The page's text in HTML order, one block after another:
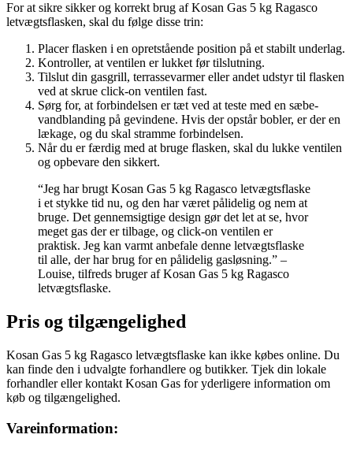
For at sikre sikker og korrekt brug af Kosan Gas 5 kg Ragasco
letvægtsflasken, skal du følge disse trin:
Placer flasken i en opretstående position på et stabilt underlag.
Kontroller, at ventilen er lukket før tilslutning.
Tilslut din gasgrill, terrassevarmer eller andet udstyr til flasken
ved at skrue click-on ventilen fast.
Sørg for, at forbindelsen er tæt ved at teste med en sæbe-
vandblanding på gevindene. Hvis der opstår bobler, er der en
lækage, og du skal stramme forbindelsen.
Når du er færdig med at bruge flasken, skal du lukke ventilen
og opbevare den sikkert.
“Jeg har brugt Kosan Gas 5 kg Ragasco letvægtsflaske
i et stykke tid nu, og den har været pålidelig og nem at
bruge. Det gennemsigtige design gør det let at se, hvor
meget gas der er tilbage, og click-on ventilen er
praktisk. Jeg kan varmt anbefale denne letvægtsflaske
til alle, der har brug for en pålidelig gasløsning.” –
Louise, tilfreds bruger af Kosan Gas 5 kg Ragasco
letvægtsflaske.
Pris og tilgængelighed
Kosan Gas 5 kg Ragasco letvægtsflaske kan ikke købes online. Du
kan finde den i udvalgte forhandlere og butikker. Tjek din lokale
forhandler eller kontakt Kosan Gas for yderligere information om
køb og tilgængelighed.
Vareinformation: